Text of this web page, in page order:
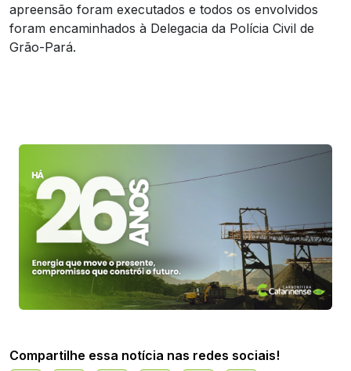
apreensão foram executados e todos os envolvidos
foram encaminhados à Delegacia da Polícia Civil de
Grão-Pará.
Compartilhe essa notícia nas redes sociais!